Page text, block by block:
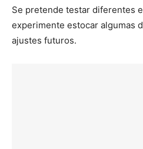
Se pretende testar diferentes
experimente estocar algumas
ajustes futuros.